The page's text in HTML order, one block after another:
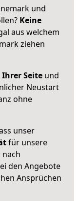
und
Keine
aus welchem
ziehen
Seite und
Neustart
ohne
unser
für unsere
den Angebote
Ansprüchen